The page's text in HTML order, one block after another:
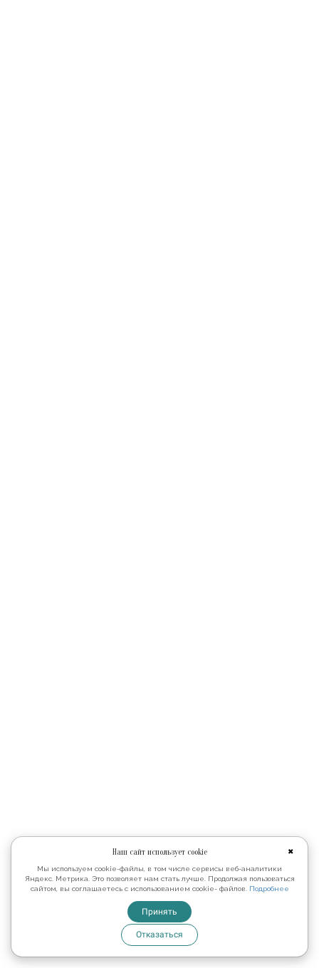
✖
Наш сайт использует cookie
Мы используем cookie-файлы, в том числе сервисы веб-аналитики
Яндекс. Метрика. Это позволяет нам стать лучше. Продолжая пользоваться
сайтом, вы соглашаетесь с использованием cookie- файлов.
Подробнее
Принять
Отказаться